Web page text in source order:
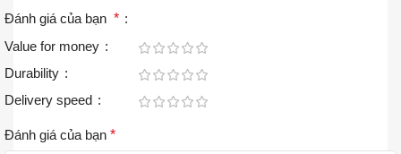
Đánh giá của bạn *
Value for money
Durability
Delivery speed
Đánh giá của bạn *